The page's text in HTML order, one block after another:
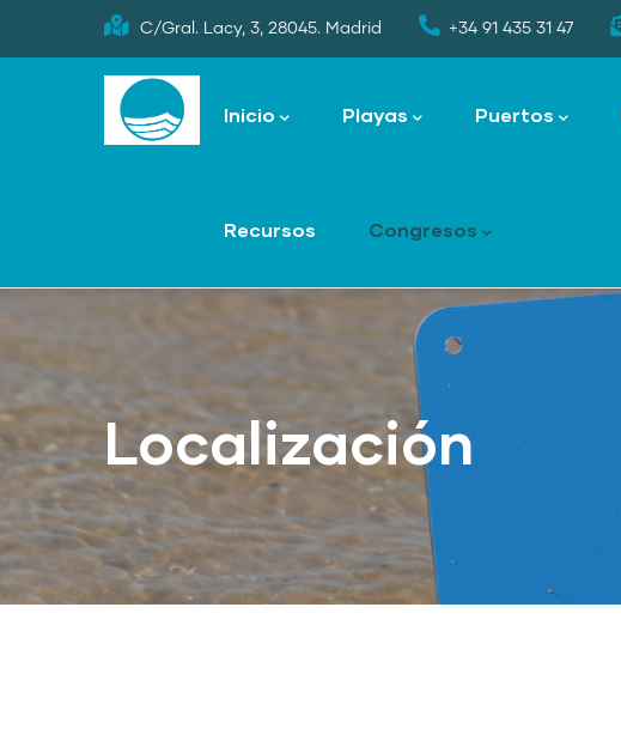
to
C/Gral. Lacy, 3, 28045. Madrid +34 91 435 31 47
navigation
Inicio Playas Puertos
Recursos Congresos
Localización